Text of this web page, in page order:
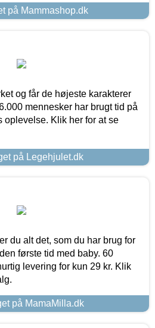
på Mammashop.dk
og får de højeste karakterer
mennesker har brugt tid på
oplevelse. Klik her for at se
på Legehjulet.dk
du alt det, som du har brug for
første tid med baby. 60
levering for kun 29 kr. Klik
på MamaMilla.dk